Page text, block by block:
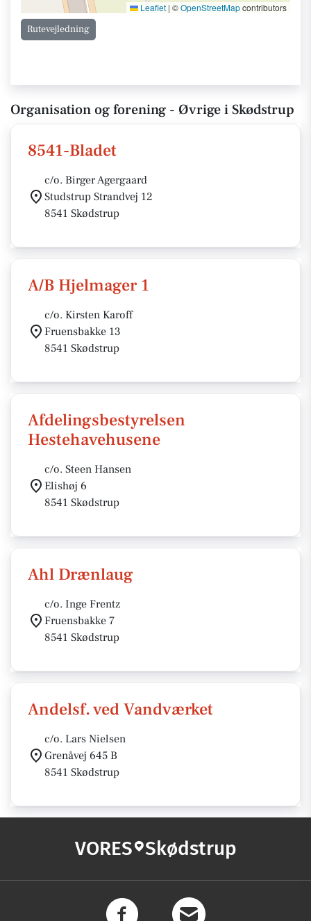
Leaflet | ©OpenStreetMapcontributors
Rutevejledning
Organisation og forening - Øvrige i Skødstrup
8541-Bladet
c/o. Birger Agergaard
Studstrup Strandvej 12
8541 Skødstrup
A/B Hjelmager 1
c/o. Kirsten Karoff
Fruensbakke 13
8541 Skødstrup
Afdelingsbestyrelsen
Hestehavehusene
c/o. Steen Hansen
Elishøj 6
8541 Skødstrup
Ahl Drænlaug
c/o. Inge Frentz
Fruensbakke 7
8541 Skødstrup
Andelsf. ved Vandværket
c/o. Lars Nielsen
Grenåvej 645 B
8541 Skødstrup
VORES Skødstrup